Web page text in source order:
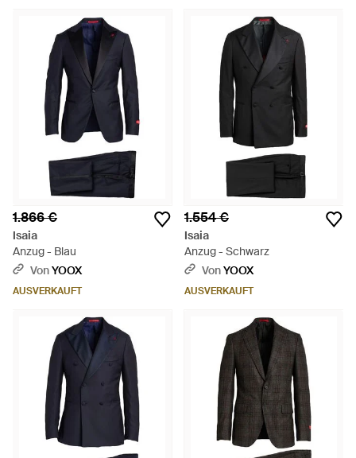
1.866 €
Isaia
Anzug - Blau
VonYOOX
AUSVERKAUFT
1.554 €
Isaia
Anzug - Schwarz
VonYOOX
AUSVERKAUFT